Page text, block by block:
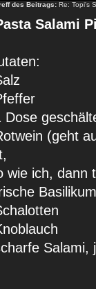
des Beitrags: Re: Topi's
Salami
Dose
(geht
wie ich, dann
Salami,